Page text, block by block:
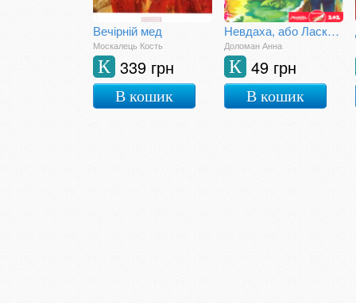
Вечірній мед
Москалець Кость
339 грн
К
В кошик
Невдаха, або Ласкаво прошу до мого світу
Доломан Анна
49 грн
К
В кошик